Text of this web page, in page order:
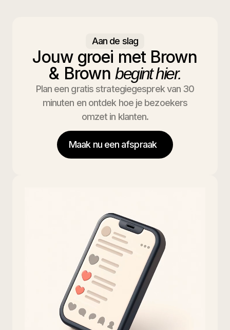
Aan de slag
Jouw groei met Brown
& Brownbegint hier.
Plan een gratis strategiegesprek van 30
minuten en ontdek hoe je bezoekers
omzet in klanten.
Maak nu een afspraak